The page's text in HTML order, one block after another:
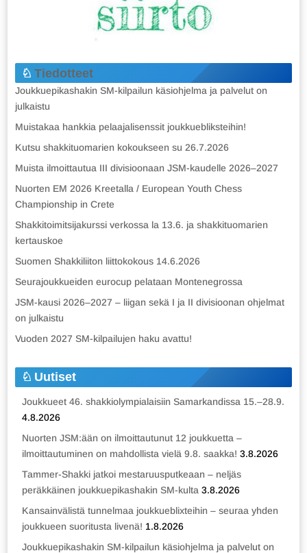
Tiedotteet
Joukkuepikashakin SM-kilpailun käsiohjelma ja palvelut on
julkaistu
Muistakaa hankkia pelaajalisenssit joukkuebliksteihin!
Kutsu shakkituomarien kokoukseen su 26.7.2026
Muista ilmoittautua III divisioonaan JSM-kaudelle 2026–2027
Nuorten EM 2026 Kreetalla / European Youth Chess
Championship in Crete
Shakkitoimitsijakurssi verkossa la 13.6. ja shakkituomarien
kertauskoe
Suomen Shakkiliiton liittokokous 14.6.2026
Seurajoukkueiden eurocup pelataan Montenegrossa
JSM-kausi 2026–2027 – liigan sekä I ja II divisioonan ohjelmat
on julkaistu
Vuoden 2027 SM-kilpailujen haku avattu!
Uutiset
Joukkueet 46. shakkiolympialaisiin Samarkandissa 15.–28.9.
4.8.2026
Nuorten JSM:ään on ilmoittautunut 12 joukkuetta –
ilmoittautuminen on mahdollista vielä 9.8. saakka! 3.8.2026
Tammer-Shakki jatkoi mestaruusputkeaan – neljäs
peräkkäinen joukkuepikashakin SM-kulta 3.8.2026
Kansainvälistä tunnelmaa joukkueblixteihin – seuraa yhden
joukkueen suoritusta livenä! 1.8.2026
Joukkuepikashakin SM-kilpailun käsiohjelma ja palvelut on